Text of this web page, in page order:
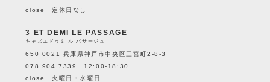
close 定休日なし
3 ET DEMI LE PASSAGE
キャズエドゥミ ル パサージュ
650 0021 兵庫県神戸市中央区三宮町2-8-3
078 904 7339 12:00-18:30
close 火曜日・水曜日